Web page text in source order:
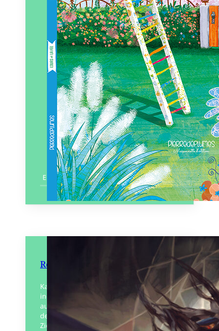
En savoir plus
Roi sorcier
Kaiisteron, un prince démon immortel
incarné parmi les humains, se retrouve
au cœur d’un complot politique dont il
devra démêler les fils, aidé de son amie
Ziede, sorcière…